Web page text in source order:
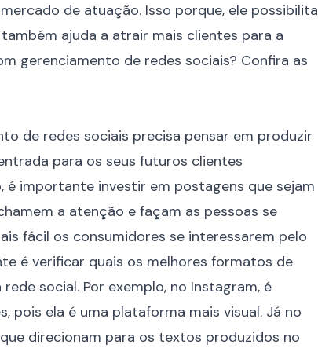
de atuação. Isso porque, ele possibilita
ajuda a atrair mais clientes para a
gerenciamento de redes sociais? Confira as
de redes sociais precisa pensar em produzir
para os seus futuros clientes
é importante investir em postagens que sejam
a atenção e façam as pessoas se
fácil os consumidores se interessarem pelo
é verificar quais os melhores formatos de
social. Por exemplo, no Instagram, é
ela é uma plataforma mais visual. Já no
direcionam para os textos produzidos no